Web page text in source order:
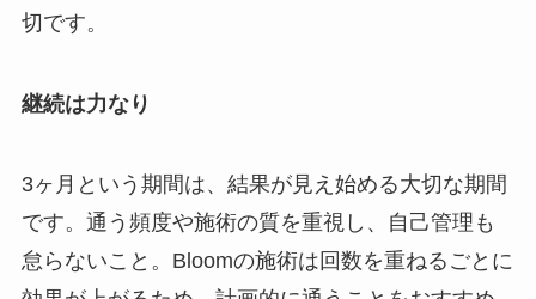
切です。
継続は力なり
3ヶ月という期間は、結果が見え始める大切な期間
です。通う頻度や施術の質を重視し、自己管理も
怠らないこと。Bloomの施術は回数を重ねるごとに